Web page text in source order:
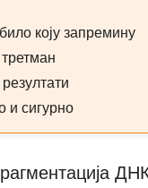
коју запремину
и сигурно